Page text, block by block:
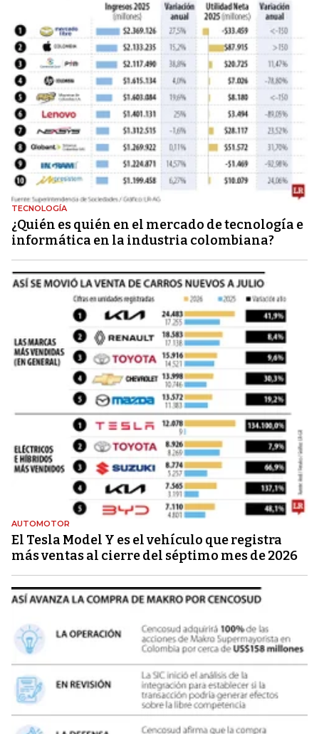
TECNOLOGÍA
¿Quién es quién en el mercado de tecnología e
informática en la industria colombiana?
AUTOMOTOR
El Tesla Model Y es el vehículo que registra
más ventas al cierre del séptimo mes de 2026